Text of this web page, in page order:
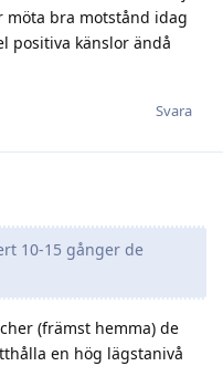
möta bra motstånd idag
positiva känslor ändå
Svara
10-15 gånger de
(främst hemma) de
en hög lägstanivå